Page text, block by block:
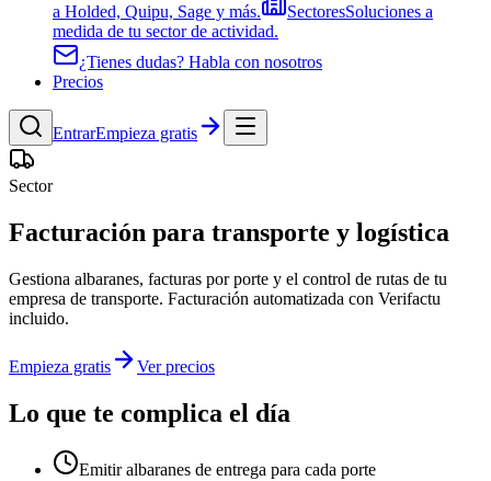
a Holded, Quipu, Sage y más.
SectoresSoluciones a
medida de tu sector de actividad.
¿Tienes dudas? Habla con nosotros
Precios
EntrarEmpieza gratis
Sector
Facturación para transporte y logística
Gestiona albaranes, facturas por porte y el control de rutas de tu
empresa de transporte. Facturación automatizada con Verifactu
incluido.
Empieza gratis Ver precios
Lo que te complica el día
Emitir albaranes de entrega para cada porte